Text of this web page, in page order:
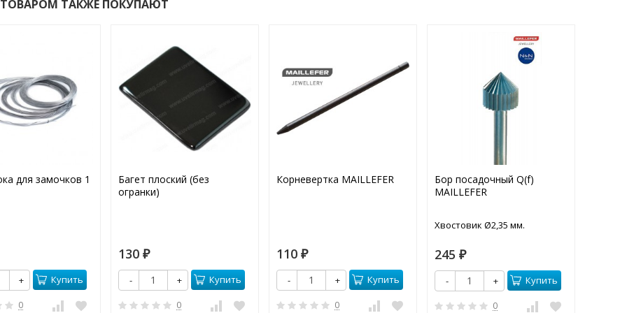
ТАКЖЕ ПОКУПАЮТ
для замочков 1
+ Купить
0
Багет плоский (без
огранки)
130 ₽
- + Купить
0
Корневертка MAILLEFER
110 ₽
- + Купить
0
Бор посадочный Q(f)
MAILLEFER
Хвостовик Ø2,35 мм.
245 ₽
- + Купить
0